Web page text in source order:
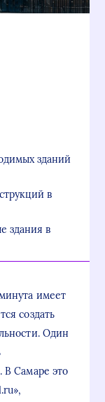
зданий
в
здания в
имеет
создать
Один
В Самаре это